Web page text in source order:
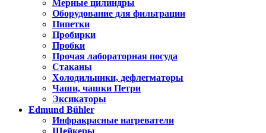
Мерные цилиндры
Оборудование для фильтрации
Пипетки
Пробирки
Пробки
Прочая лабораторная посуда
Стаканы
Холодильники, дефлегматоры
Чаши, чашки Петри
Эксикаторы
Edmund Bühler
Инфракрасные нагреватели
Шейкеры